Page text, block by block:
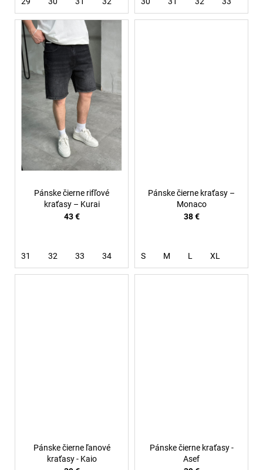
Pánske čierne rifľové
kraťasy – Kurai
43 €
31 32 33 34
Pánske čierne kraťasy –
Monaco
38 €
S M L XL
Pánske čierne ľanové
kraťasy - Kaio
Pánske čierne kraťasy -
Asef